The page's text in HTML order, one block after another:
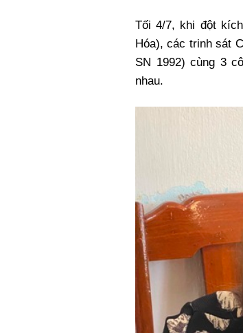
Tối 4/7, khi đột
Hóa), các trinh sát
SN 1992) cùng 3
nhau.